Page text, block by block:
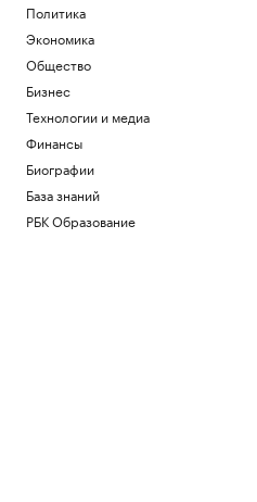
Политика
Экономика
Общество
Бизнес
Технологии и медиа
Финансы
Биографии
База знаний
РБК Образование